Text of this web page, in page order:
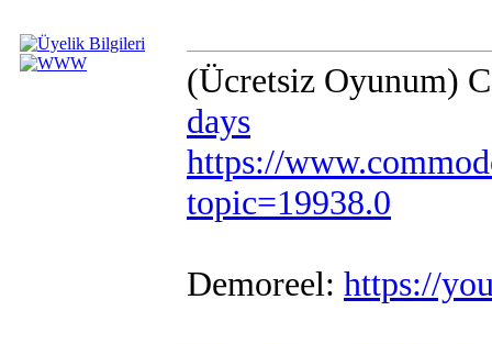
(Ücretsiz Oyunum)
days
https://
topic=19938.0
Demoreel: https://